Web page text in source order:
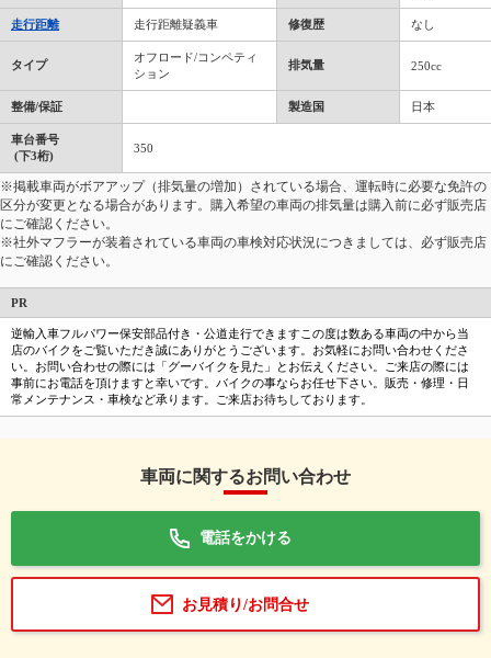
走行距離 走行距離疑義車 修復歴 なし
タイプ
オフロード/コンペティ
ション
排気量 250cc
整備/保証 製造国 日本
車台番号
(下3桁)
350
※掲載車両がボアアップ（排気量の増加）されている場合、運転時に必要な免許の
区分が変更となる場合があります。購入希望の車両の排気量は購入前に必ず販売店
にご確認ください。
※社外マフラーが装着されている車両の車検対応状況につきましては、必ず販売店
にご確認ください。
PR
逆輸入車フルパワー保安部品付き・公道走行できますこの度は数ある車両の中から当
店のバイクをご覧いただき誠にありがとうございます。お気軽にお問い合わせくださ
い。お問い合わせの際には「グーバイクを見た」とお伝えください。ご来店の際には
事前にお電話を頂けますと幸いです。バイクの事ならお任せ下さい。販売・修理・日
常メンテナンス・車検など承ります。ご来店お待ちしております。
車両に関するお問い合わせ
電話をかける
お見積り/お問合せ